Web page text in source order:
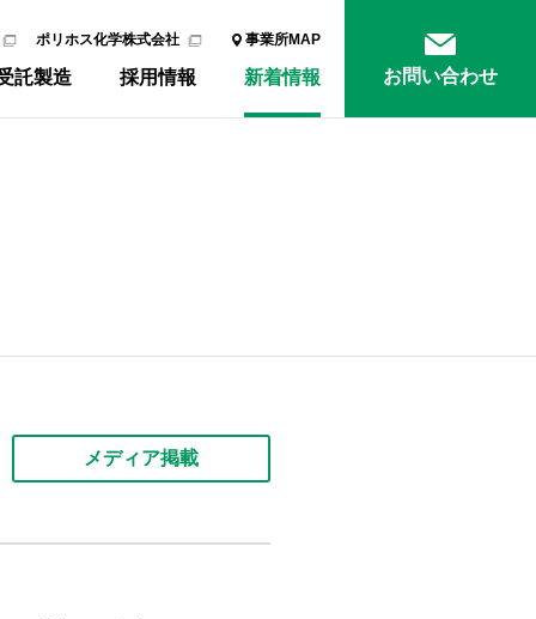
ポリホス化学株式会社 事業所MAP
託製造 採用情報 新着情報 お問い合わせ
メディア掲載